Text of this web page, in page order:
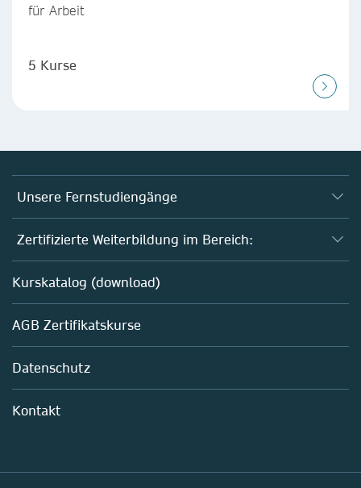
für Arbeit
5 Kurse
Unsere Fernstudiengänge
Fernstudium Biologie
Fernstudium B. Sc. Chemie
Fernstudium M. Sc. Biotechnologie
Zertifizierte Weiterbildung im Bereich:
AZAV-geförderte Weiterbildungskurse
Biotechnologie
Chemie
Mitarbeiterführung im Labor
Kurskatalog (download)
AGB Zertifikatskurse
Datenschutz
Kontakt